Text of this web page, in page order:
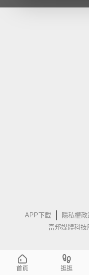
APP下載 隱私權政
富邦媒體科
首頁 逛逛